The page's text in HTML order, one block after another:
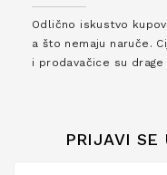
Odlično iskustvo
a što nemaju naruče.
i prodavačice su
PRIJAVI SE